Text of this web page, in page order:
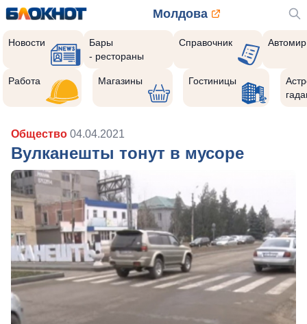
Молдова
Новости
Бары
- рестораны
Справочник Автомир
Работа Магазины Гостиницы
Общество 04.04.2021
Вулканешты тонут в мусоре